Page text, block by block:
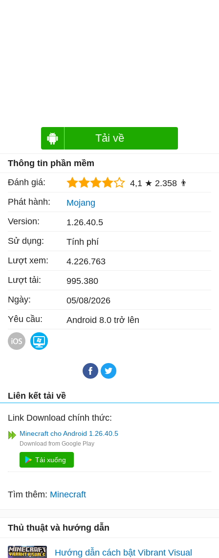
Tải về
Thông tin phần mềm
Đánh giá:
4,1 ★ 2.358 👨
Phát hành:
Mojang
Version:
1.26.40.5
Sử dụng:
Tính phí
Lượt xem:
4.226.763
Lượt tải:
995.380
Ngày:
05/08/2026
Yêu cầu:
Android 8.0 trở lên
Minecraft cho iOS
Liên kết tải về
Link Download chính thức:
Minecraft cho Android 1.26.40.5
Tải xuống
Tìm thêm: Minecraft
Thủ thuật và hướng dẫn
Hướng dẫn cách bật Vibrant Visual